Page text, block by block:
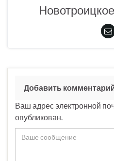
Добавить
Ваш адрес электронной
опубликован.